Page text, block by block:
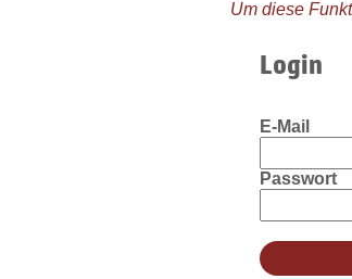
Um diese
Login
E-Mail
Passwort